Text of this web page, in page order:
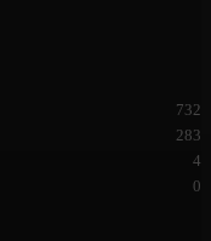
732
283
4
0